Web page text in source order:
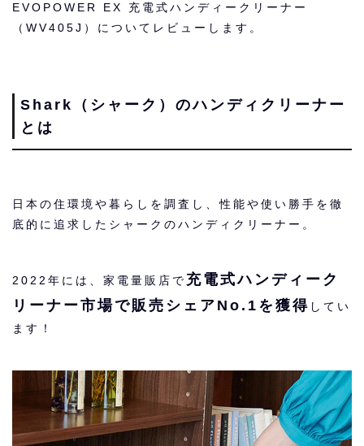
EVOPOWER EX 充電式ハンディークリーナー
（WV405J）についてレビューします。
Shark（シャーク）のハンディクリーナー
とは
日本の住環境や暮らしを調査し、性能や使い勝手を徹
底的に追求したシャークのハンディクリーナー。
2022年には、家電量販店で 充電式ハンディーク
リーナー市場で販売シェアNo.1を獲得 してい
ます！